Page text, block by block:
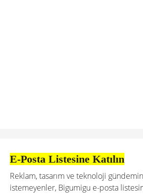
E-Posta Listesine Katılın
Reklam, tasarım ve teknoloji
istemeyenler, Bigumigu e-posta